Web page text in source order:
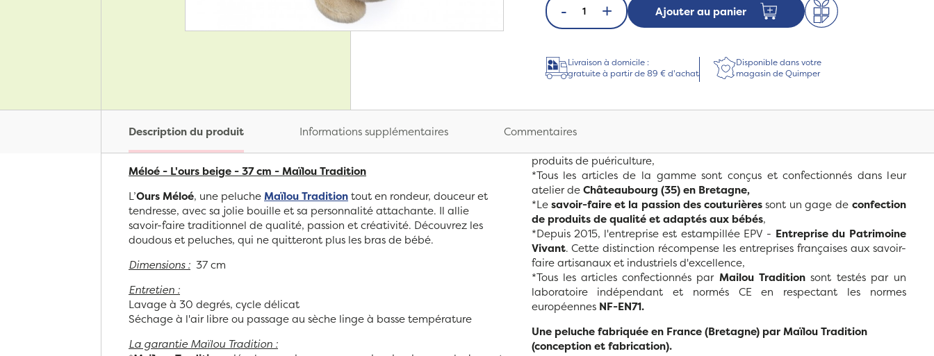
- + Ajouter au panier
Livraison à domicile :
gratuite à partir de 89 € d'achat
Disponible dans votre
magasin de Quimper
Description du produit Informations supplémentaires Commentaires
Méloé - L'ours beige - 37 cm - Maïlou Tradition
L’Ours Méloé, une pelucheMaïlou Traditiontout en rondeur, douceur et
tendresse, avec sa jolie bouille et sa personnalité attachante. Il allie
savoir-faire traditionnel de qualité, passion et créativité. Découvrez les
doudous et peluches, qui ne quitteront plus les bras de bébé.
Dimensions : 37 cm
Entretien :
Lavage à 30 degrés, cycle délicat
Séchage à l'air libre ou passage au sèche linge à basse température
La garantie Maïlou Tradition :
produits de puériculture,
*Tous les articles de la gamme sont conçus et confectionnés dans leur
atelier deChâteaubourg (35) en Bretagne,
*Lesavoir-faire et la passion des couturièressont un gage de confection
de produits de qualité et adaptés aux bébés,
*Depuis 2015, l'entreprise est estampillée EPV - Entreprise du Patrimoine
Vivant. Cette distinction récompense les entreprises françaises aux savoir-
faire artisanaux et industriels d'excellence,
*Tous les articles confectionnés par Mailou Traditionsont testés par un
laboratoire indépendant et normés CE en respectant les normes
européennes NF-EN71.
Une peluche fabriquée en France (Bretagne) par Maïlou Tradition
(conception et fabrication).